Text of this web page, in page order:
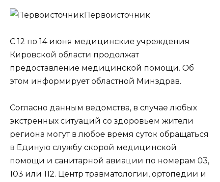
Первоисточник
С 12 по 14 июня медицинские учреждения
Кировской области продолжат
предоставление медицинской помощи. Об
этом информирует областной Минздрав.
Согласно данным ведомства, в случае любых
экстренных ситуаций со здоровьем жители
региона могут в любое время суток обращаться
в Единую службу скорой медицинской
помощи и санитарной авиации по номерам 03,
103 или 112. Центр травматологии, ортопедии и